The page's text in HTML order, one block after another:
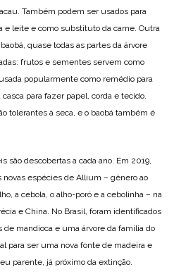
Também podem ser usados para
e leite e como substituto da carne. Outra
quase todas as partes da árvore
frutos e sementes servem como
popularmente como remédio para
para fazer papel, corda e tecido.
tolerantes à seca, e o baobá também é
são descobertas a cada ano. Em 2019,
novas espécies de Allium – gênero ao
a cebola, o alho-poró e a cebolinha – na
e China. No Brasil, foram identificados
de mandioca e uma árvore da família do
para ser uma nova fonte de madeira e
parente, já próximo da extinção.